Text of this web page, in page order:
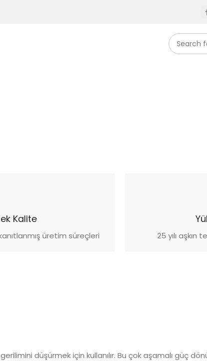
Kalite
üretim süreçleri 25 yılı aşkın
düşürmek için kullanılır. Bu çok aşamalı güç